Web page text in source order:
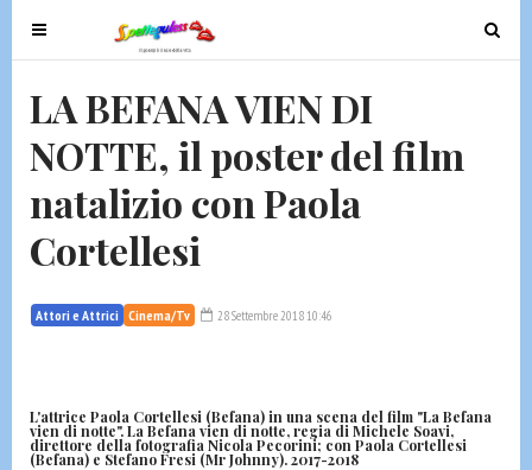
T
o
l
e
n
v
g
o
n
T
o
o
LA BEFANA VIEN DI
NOTTE, il poster del film
natalizio con Paola
Cortellesi
Attori e Attrici Cinema/Tv 28 Settembre 2018 10:46
L'attrice Paola Cortellesi (Befana) in una scena del film "La Befana
vien di notte". La Befana vien di notte, regia di Michele Soavi,
direttore della fotografia Nicola Pecorini; con Paola Cortellesi
(Befana) e Stefano Fresi (Mr Johnny). 2017-2018